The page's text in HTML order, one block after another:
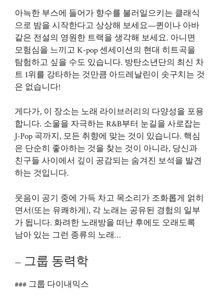
아늑한 부스에 들어가 향수를 불러일으키는 클래식
으로 밤을 시작한다고 상상해 보세요—퀸이나 아바
같은 전설의 영원한 트랙을 생각해 보세요. 아니면
모험심을 느끼고 K-pop 센세이션의 현대 히트곡을
탐험하고 싶을 수도 있습니다. 방탄소년단의 최신 차
트 1위를 강타하는 것만큼 아드레날린이 솟구치는 것
은 없습니다!
게다가, 이 장소는 노래 라이브러리의 다양성을 포용
합니다. 소울을 자극하는 R&B부터 눈길을 사로잡는
J-Pop 곡까지, 모든 취향에 맞는 것이 있습니다. 핵심
은 단순히 좋아하는 것을 찾는 것이 아니라, 당신과
친구들 사이에서 깊이 공감되는 숨겨진 보석을 발견
하는 것입니다.
웃음이 공기 중에 가득 차고 목소리가 조화롭게 얽히
면서(또는 유쾌하게), 각 노래는 공유된 경험의 일부
가 됩니다. 화려한 노래방을 떠난 후에도 오래도록
남아 있는 그런 종류의 노래…
– 그룹 동력학
### 그룹 다이내믹스